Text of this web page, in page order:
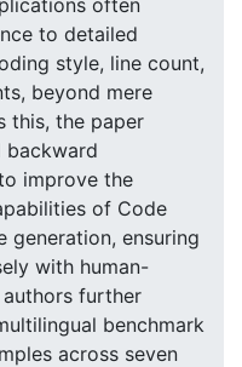
to detailed
style, line count,
beyond mere
this, the paper
backward
improve the
of Code
generation, ensuring
with human-
further
benchmark
across seven